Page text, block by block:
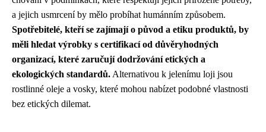
a jejich usmrcení by mělo probíhat humánním způsobem.
Spotřebitelé, kteří se zajímají o původ a etiku produktů, by
měli hledat výrobky s certifikací od důvěryhodných
organizací, které zaručují dodržování etických a
ekologických standardů. Alternativou k jelenímu loji jsou
rostlinné oleje a vosky, které mohou nabízet podobné vlastnosti
bez etických dilemat.